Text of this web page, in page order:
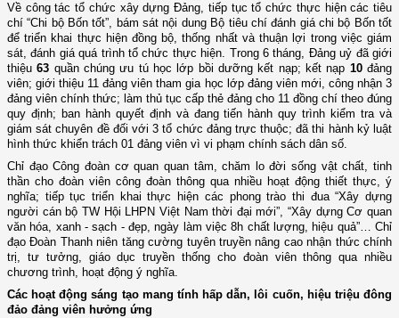
Về công tác tổ chức xây dựng Đảng, tiếp tục tổ chức thực hiện các tiêu
chí “Chi bộ Bốn tốt”, bám sát nội dung Bộ tiêu chí đánh giá chi bộ Bốn tốt
để triển khai thực hiện đồng bộ, thống nhất và thuận lợi trong việc giám
sát, đánh giá quá trình tổ chức thực hiện. Trong 6 tháng, Đảng uỷ đã giới
thiệu63 quần chúng ưu tú học lớp bồi dưỡng kết nạp; kết nạp 10đảng
viên; giới thiệu 11 đảng viên tham gia học lớp đảng viên mới, công nhận 3
đảng viên chính thức; làm thủ tục cấp thẻ đảng cho 11 đồng chí theo đúng
quy định; ban hành quyết định và đang tiến hành quy trình kiểm tra và
giám sát chuyên đề đối với 3 tổ chức đảng trực thuộc; đã thi hành kỷ luật
hình thức khiển trách 01 đảng viên vì vi phạm chính sách dân số.
Chỉ đạo Công đoàn cơ quan quan tâm, chăm lo đời sống vật chất, tinh
thần cho đoàn viên công đoàn thông qua nhiều hoạt động thiết thực, ý
nghĩa; tiếp tục triển khai thực hiện các phong trào thi đua “Xây dựng
người cán bộ TW Hội LHPN Việt Nam thời đại mới”, “Xây dựng Cơ quan
văn hóa, xanh - sạch - đẹp, ngày làm việc 8h chất lượng, hiệu quả”… Chỉ
đạo Đoàn Thanh niên tăng cường tuyên truyền nâng cao nhận thức chính
trị, tư tưởng, giáo dục truyền thống cho đoàn viên thông qua nhiều
chương trình, hoạt động ý nghĩa.
Các hoạt động sáng tạo mang tính hấp dẫn, lôi cuốn, hiệu triệu đông
đảo đảng viên hưởng ứng